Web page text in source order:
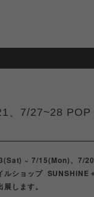
、7/27~28
~ 7/15(Mon)、7/
ルショップ SUNSHINE
します。